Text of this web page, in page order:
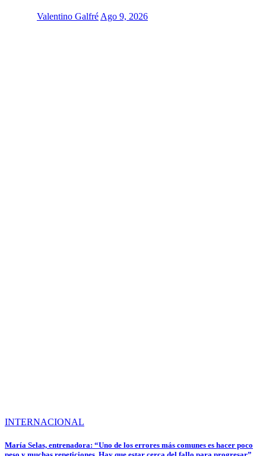
Valentino Galfré Ago 9, 2026
INTERNACIONAL
María Selas, entrenadora: “Uno de los errores más comunes es hacer poco